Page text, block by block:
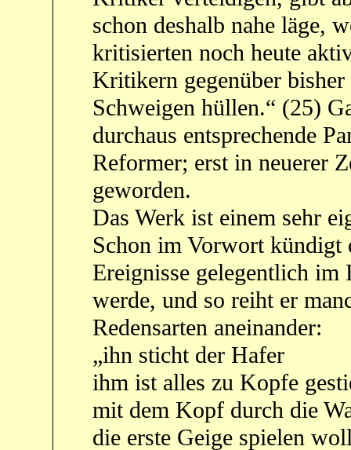
schon deshalb nahe läge,
kritisierten noch heute
Kritikern gegenüber
Schweigen hüllen.“ (25)
durchaus entsprechende
Reformer; erst in neuerer
geworden.
Das Werk ist einem sehr
Schon im Vorwort kündigt
Ereignisse gelegentlich im
werde, und so reiht er
Redensarten aneinander:
„ihn sticht der Hafer
ihm ist alles zu Kopfe
mit dem Kopf durch die
die erste Geige spielen